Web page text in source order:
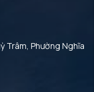
Trâm, Phường Nghĩa